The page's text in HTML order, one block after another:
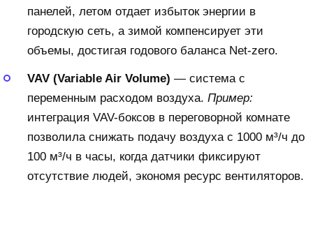
панелей, летом отдает избыток энергии в
городскую сеть, а зимой компенсирует эти
объемы, достигая годового баланса Net-zero.
VAV (Variable Air Volume) — система с
переменным расходом воздуха. Пример:
интеграция VAV-боксов в переговорной комнате
позволила снижать подачу воздуха с 1000 м³/ч до
100 м³/ч в часы, когда датчики фиксируют
отсутствие людей, экономя ресурс вентиляторов.